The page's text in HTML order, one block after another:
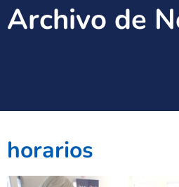
Archivo de
horarios